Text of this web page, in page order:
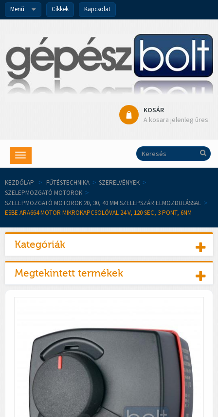
Menü Cikkek Kapcsolat
KOSÁR
A kosara jelenleg üres
Toggle
navigation
KEZDŐLAP > FŰTÉSTECHNIKA > SZERELVÉNYEK >
SZELEPMOZGATÓ MOTOROK >
SZELEPMOZGATÓ MOTOROK 20, 30, 40 MM SZELEPSZÁR ELMOZDULÁSSAL >
ESBE ARA664 MOTOR MIKROKAPCSOLÓVAL 24 V, 120 SEC, 3 PONT, 6NM
Kategóriák
Megtekintett termékek